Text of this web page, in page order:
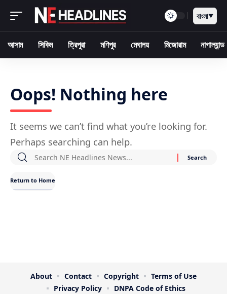
বাংলা▼
আসাম সিকিম ত্রিপুরা মণিপুর মেঘালয় মিজোরাম নাগাল্যান্ড
Oops! Nothing here
It seems we can’t find what you’re looking for.
Perhaps searching can help.
Return to Home
About Contact Copyright
Terms of Use
Privacy Policy
DNPA Code of Ethics